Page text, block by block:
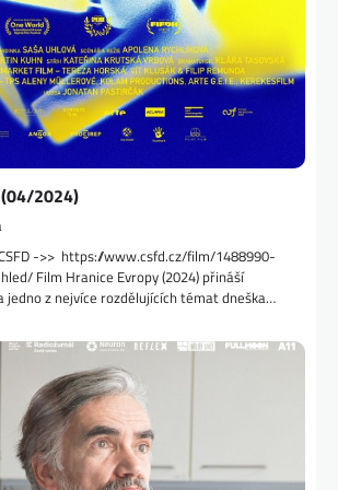
2024)
->> https://www.csfd.cz/film/1488990-
Film Hranice Evropy (2024) přináší
jedno z nejvíce rozdělujících témat dneška…